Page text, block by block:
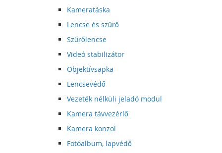
Kameratáska
Lencse és szűrő
Szűrőlencse
Videó stabilizátor
Objektívsapka
Lencsevédő
Vezeték nélküli jeladó modul
Kamera távvezérlő
Kamera konzol
Fotóalbum, lapvédő